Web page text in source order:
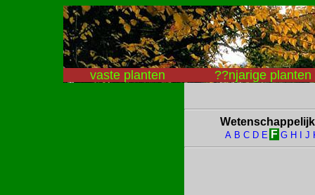
vaste planten ??njarige planten
A B C D E F G H J